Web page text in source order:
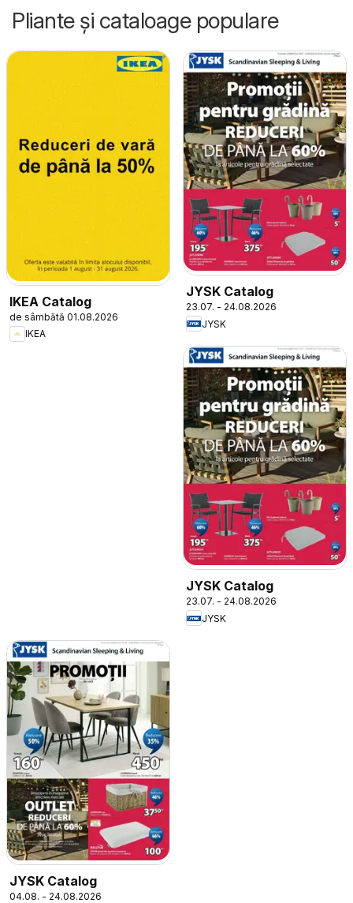
Pliante și cataloage populare
IKEA Catalog
de sâmbătă 01.08.2026
IKEA
JYSK Catalog
23.07. - 24.08.2026
JYSK
JYSK Catalog
23.07. - 24.08.2026
JYSK
JYSK Catalog
04.08. - 24.08.2026